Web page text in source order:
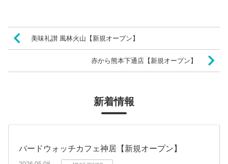
美味礼讃 風林火山【新規オープン】
赤から熊本下通店【新規オープン】
新着情報
バードウォッチカフェ神居【新規オープン】